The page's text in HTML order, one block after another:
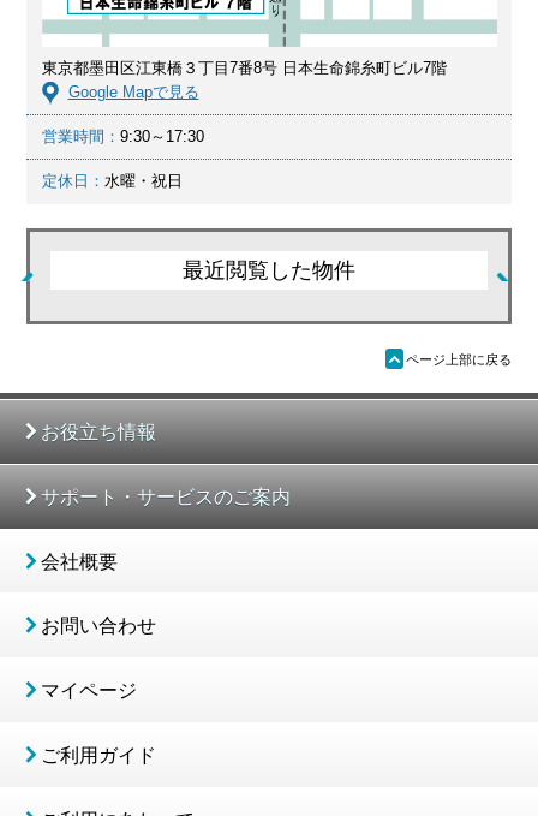
東京都墨田区江東橋３丁目7番8号 日本生命錦糸町ビル7階
Google Mapで見る
営業時間： 9:30～17:30
定休日： 水曜・祝日
最近閲覧した物件
ü ページ上部に戻る
お役立ち情報
サポート・サービスのご案内
会社概要
お問い合わせ
マイページ
ご利用ガイド